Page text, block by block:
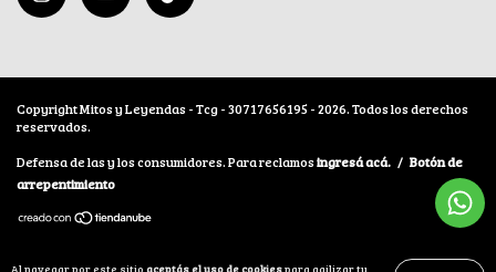
Al navegar por este sitio aceptás el uso de cookiespara agilizar tu
Copyright Mitos y Leyendas - Tcg - 30717656195 - 2026. Todos los derechos
reservados.
Defensa de las y los consumidores. Para reclamosingresá acá. / Botón de
arrepentimiento